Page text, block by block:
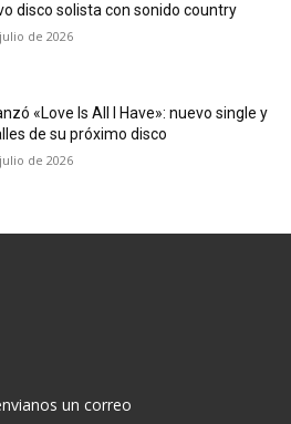
disco solista con sonido country
de 2026
«Love Is All I Have»: nuevo single y
de su próximo disco
de 2026
un correo